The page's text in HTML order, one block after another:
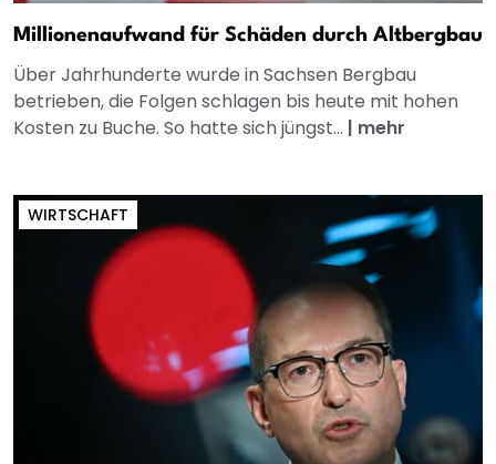
Millionenaufwand für Schäden durch Altbergbau
Über Jahrhunderte wurde in Sachsen Bergbau
betrieben, die Folgen schlagen bis heute mit hohen
Kosten zu Buche. So hatte sich jüngst... | mehr
WIRTSCHAFT